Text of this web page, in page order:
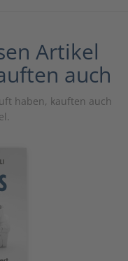
Artikel
auch
haben, kauften auch